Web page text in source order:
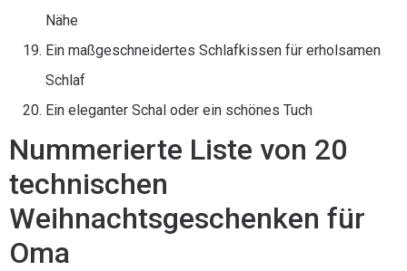
Nähe
Ein maßgeschneidertes Schlafkissen für erholsamen
Schlaf
Ein eleganter Schal oder ein schönes Tuch
Nummerierte Liste von 20
technischen
Weihnachtsgeschenken für
Oma